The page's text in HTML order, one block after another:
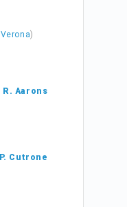
Verona)
R. Aarons
P. Cutrone